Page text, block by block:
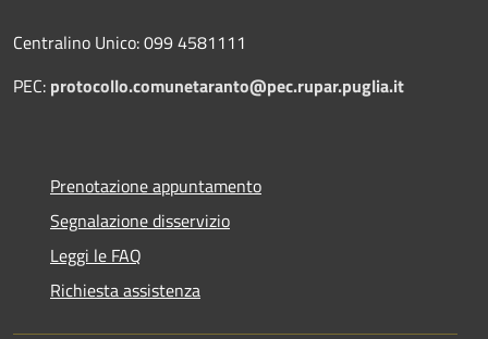
Centralino Unico: 099 4581111
PEC: protocollo.comunetaranto@pec.rupar.puglia.it
Prenotazione appuntamento
Segnalazione disservizio
Leggi le FAQ
Richiesta assistenza